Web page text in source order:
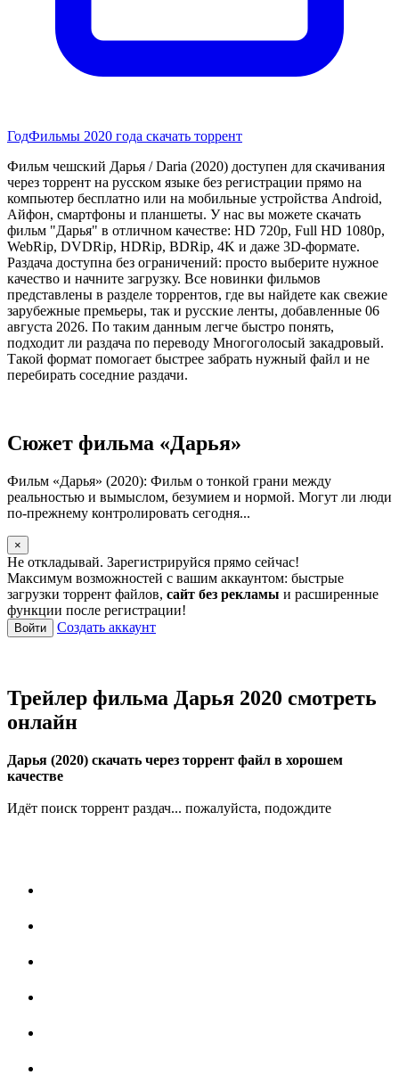
ГодФильмы 2020 года скачать торрент
Фильм чешский Дарья / Daria (2020) доступен для скачивания
через торрент на русском языке без регистрации прямо на
компьютер бесплатно или на мобильные устройства Android,
Айфон, смартфоны и планшеты. У нас вы можете скачать
фильм "Дарья" в отличном качестве: HD 720p, Full HD 1080p,
WebRip, DVDRip, HDRip, BDRip, 4K и даже 3D-формате.
Раздача доступна без ограничений: просто выберите нужное
качество и начните загрузку. Все новинки фильмов
представлены в разделе торрентов, где вы найдете как свежие
зарубежные премьеры, так и русские ленты, добавленные 06
августа 2026. По таким данным легче быстро понять,
подходит ли раздача по переводу Многоголосый закадровый.
Такой формат помогает быстрее забрать нужный файл и не
перебирать соседние раздачи.
Сюжет фильма «Дарья»
Фильм «Дарья» (2020): Фильм о тонкой грани между
реальностью и вымыслом, безумием и нормой. Могут ли люди
по-прежнему контролировать сегодня...
×
Не откладывай. Зарегистрируйся прямо сейчас!
Максимум возможностей с вашим аккаунтом: быстрые
загрузки торрент файлов, сайт без рекламы и расширенные
функции после регистрации!
Войти Создать аккаунт
Трейлер фильма Дарья 2020 смотреть
онлайн
Дарья (2020) скачать через торрент файл в хорошем
качестве
Идёт поиск торрент раздач... пожалуйста, подождите